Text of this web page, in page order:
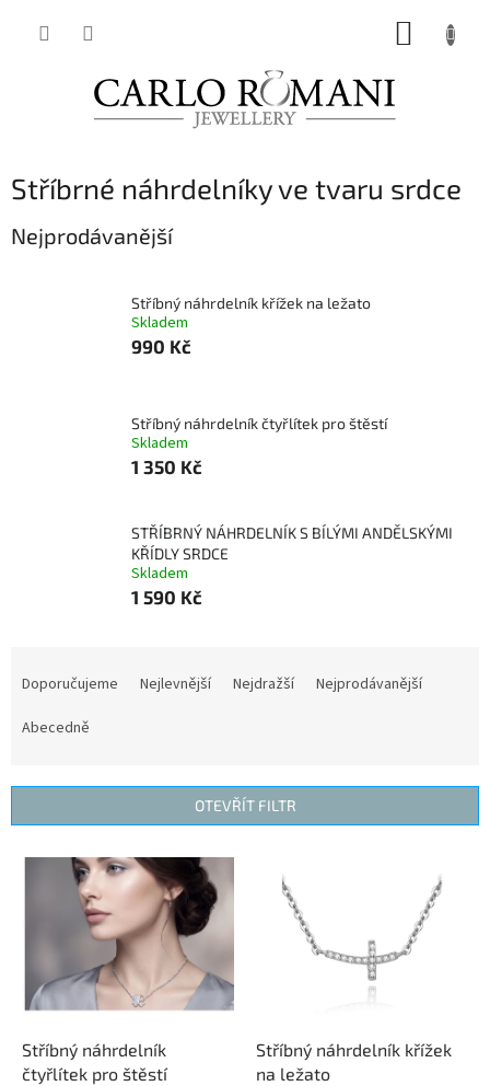
Stříbrné náhrdelníky ve tvaru srdce
Nejprodávanější
Stříbný náhrdelník křížek na ležato
Skladem
990 Kč
Stříbný náhrdelník čtyřlítek pro štěstí
Skladem
1 350 Kč
STŘÍBRNÝ NÁHRDELNÍK S BÍLÝMI ANDĚLSKÝMI
KŘÍDLY SRDCE
Skladem
1 590 Kč
r
Doporučujeme Nejlevnější Nejdražší
Nejprodávanější
Abecedně
OTEVŘÍT FILTR
Stříbný náhrdelník
čtyřlítek pro štěstí
Stříbný náhrdelník křížek
na ležato